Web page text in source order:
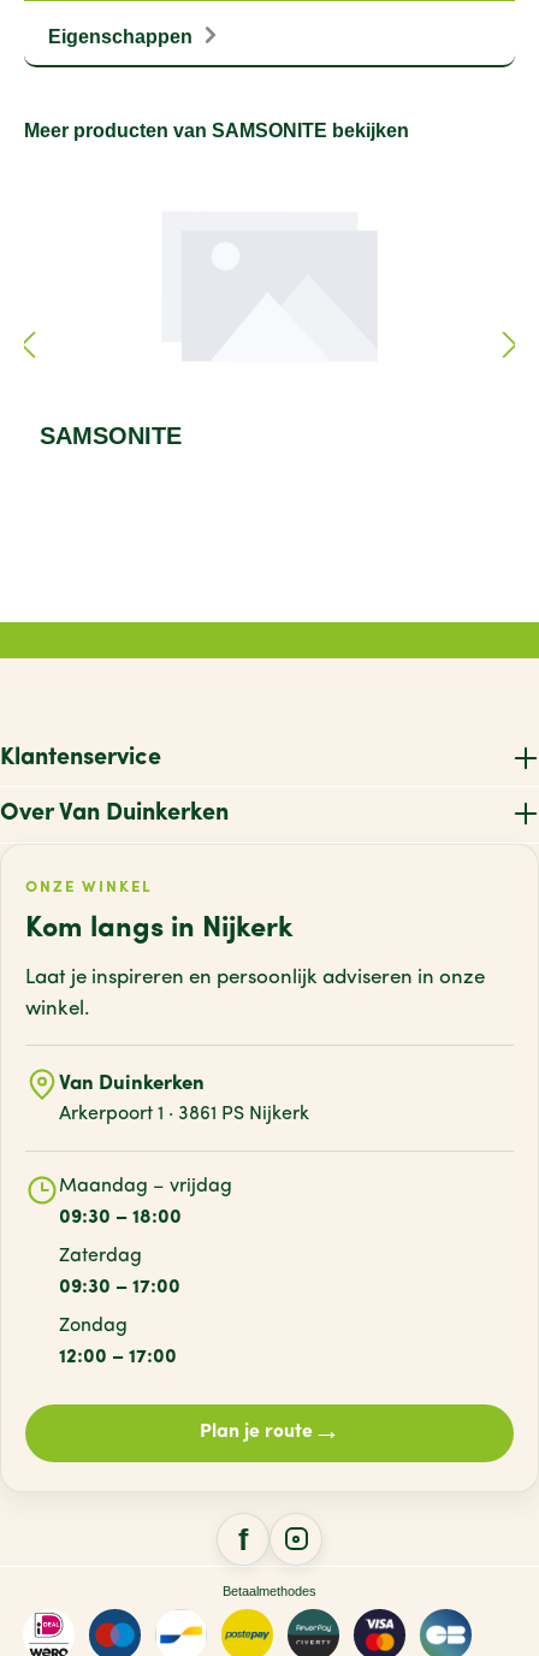
Eigenschappen
Meer producten van SAMSONITE bekijken
SAMSONITE
Klantenservice
Over Van Duinkerken
ONZE WINKEL
Kom langs in Nijkerk
Laat je inspireren en persoonlijk adviseren in onze
winkel.
Van Duinkerken
Arkerpoort 1 · 3861 PS Nijkerk
Maandag – vrijdag
09:30 – 18:00
Zaterdag
09:30 – 17:00
Zondag
12:00 – 17:00
Plan je route→
Betaalmethodes